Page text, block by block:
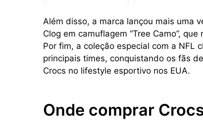
Além disso, a marca lançou mais uma
Clog em camuflagem “Tree Camo”,
Por fim, a coleção especial com a NFL
principais times, conquistando os fãs
Crocs no lifestyle esportivo nos EUA.
Onde comprar